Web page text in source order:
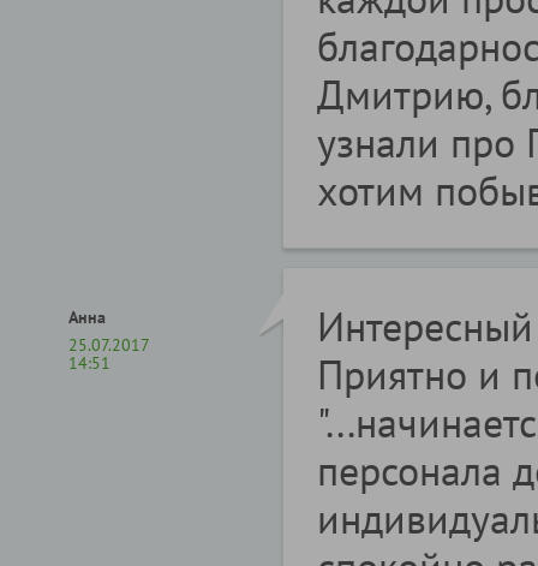
Дмитрию,
узнали про
хотим
Анна
25.07.2017
14:51
Приятно и
персонала